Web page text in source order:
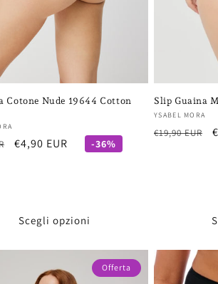
Cotone Nude 19644 Cotton
Prezzo
€4,90 EUR -36%
Scegli opzioni
Slip Guaina
Fornitore:
YSABEL MORA
Prezzo
€19,90 EUR
Offerta